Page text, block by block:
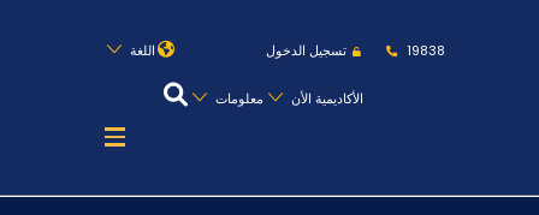
19838 تسجيل الدخول اللغة
الأكاديمية الأن معلومات
المجمعات